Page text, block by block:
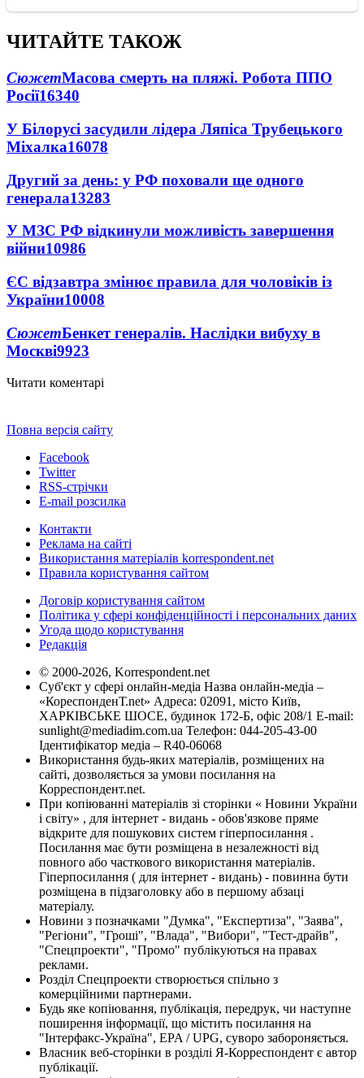
ЧИТАЙТЕ ТАКОЖ
СюжетМасова смерть на пляжі. Робота ППО
Росії16340
У Білорусі засудили лідера Ляпіса Трубецького
Міхалка16078
Другий за день: у РФ поховали ще одного
генерала13283
У МЗС РФ відкинули можливість завершення
війни10986
ЄС відзавтра змінює правила для чоловіків із
України10008
СюжетБенкет генералів. Наслідки вибуху в
Москві9923
Читати коментарі
Повна версія сайту
Facebook
Twitter
RSS-стрічки
E-mail розсилка
Контакти
Реклама на сайті
Використання матеріалів korrespondent.net
Правила користування сайтом
Договір користування сайтом
Політика у сфері конфіденційності і персональних даних
Угода щодо користування
Редакція
© 2000-2026, Korrespondent.net
Суб'єкт у сфері онлайн-медіа Назва онлайн-медіа –
«КореспонденТ.net» Адреса: 02091, місто Київ,
ХАРКІВСЬКЕ ШОСЕ, будинок 172-Б, офіс 208/1 E-mail:
sunlight@mediadim.com.ua Телефон: 044-205-43-00
Ідентифікатор медіа – R40-06068
Використання будь-яких матеріалів, розміщених на
сайті, дозволяється за умови посилання на
Корреспондент.net.
При копіюванні матеріалів зі сторінки « Новини України
і світу» , для інтернет - видань - обов'язкове пряме
відкрите для пошукових систем гіперпосилання .
Посилання має бути розміщена в незалежності від
повного або часткового використання матеріалів.
Гіперпосилання ( для інтернет - видань) - повинна бути
розміщена в підзаголовку або в першому абзаці
матеріалу.
Новини з позначками "Думка", "Експертиза", "Заява",
"Регіони", "Гроші", "Влада", "Вибори", "Тест-драйв",
"Спецпроекти", "Промо" публікуються на правах
реклами.
Розділ Спецпроекти створюється спільно з
комерційними партнерами.
Будь яке копіювання, публікація, передрук, чи наступне
поширення інформації, що містить посилання на
"Інтерфакс-Україна", EPA / UPG, суворо забороняється.
Власник веб-сторінки в розділі Я-Корреспондент є автор
публікації.